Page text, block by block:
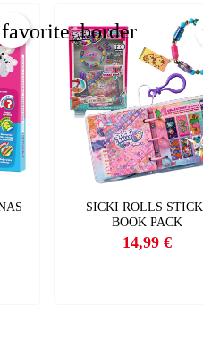
favorite_border
SICKI ROLLS
BOOK PACK
Precio
14,99 €